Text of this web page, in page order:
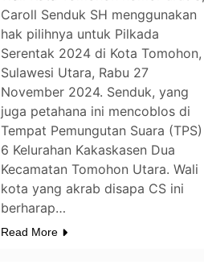
Caroll Senduk SH menggunakan
hak pilihnya untuk Pilkada
Serentak 2024 di Kota Tomohon,
Sulawesi Utara, Rabu 27
November 2024. Senduk, yang
juga petahana ini mencoblos di
Tempat Pemungutan Suara (TPS)
6 Kelurahan Kakaskasen Dua
Kecamatan Tomohon Utara. Wali
kota yang akrab disapa CS ini
berharap…
Read More